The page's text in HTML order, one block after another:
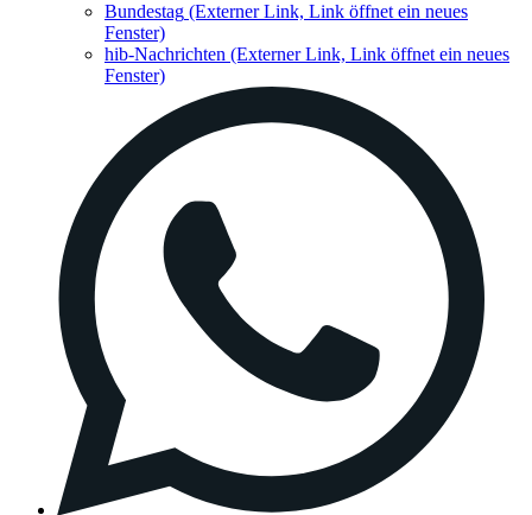
Bundestag (Externer Link, Link öffnet ein neues
Fenster)
hib-Nachrichten (Externer Link, Link öffnet ein neues
Fenster)